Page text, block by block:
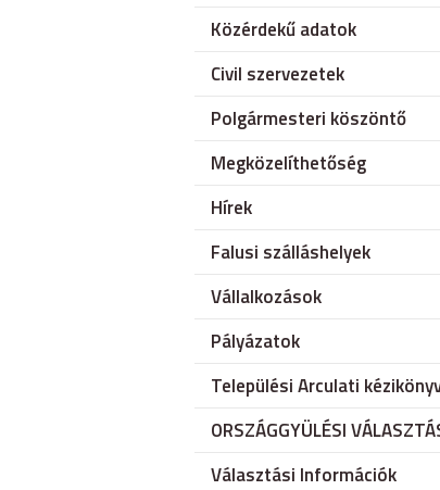
Közérdekű adatok
Civil szervezetek
Polgármesteri köszöntő
Megközelíthetőség
Hírek
Falusi szálláshelyek
Vállalkozások
Pályázatok
Települési Arculati
ORSZÁGGYÜLÉSI
Választási Információk